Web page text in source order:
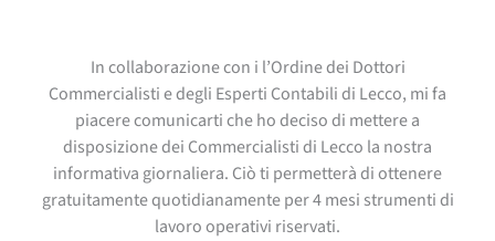
In collaborazione con i l’Ordine dei Dottori
Commercialisti e degli Esperti Contabili di Lecco, mi fa
piacere comunicarti che ho deciso di mettere a
disposizione dei Commercialisti di Lecco la nostra
informativa giornaliera. Ciò ti permetterà di ottenere
gratuitamente quotidianamente per 4 mesi strumenti di
lavoro operativi riservati.